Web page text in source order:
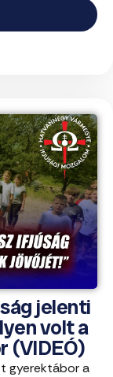
jelenti
volt a
(VIDEÓ)
gyerektábor a